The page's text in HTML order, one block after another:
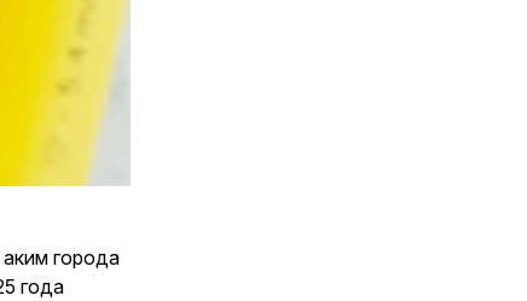
города
года